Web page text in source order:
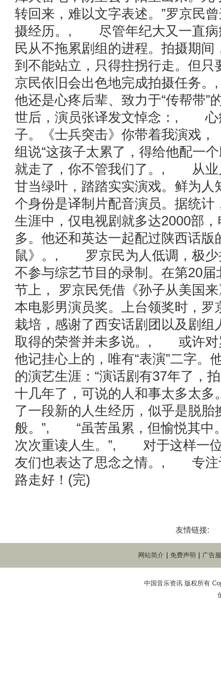
转回来，难以文字表述。”罗京民
摄经历。, 尽管年纪大又一直病
民从不拖累剧组的进程。拍摄期间
到不能站立，只得拄拐行走。但只
京民依旧会出色地完成拍摄任
他还是心疼后辈、致力于“传帮带”
世后，演员张译发文悼念：, 心
子。《士兵突击》你带着我演戏，
组说“这孩子太累了，得给他配一
就走了，你不管我们了。, 从业
甘当绿叶，踏踏实实演戏。鲜为人
个身份是译制片配音演员。据统计
生涯中，仅电视剧就多达2000部
多。他还和英达一起配过陕西话版
鼠》。, 罗京民为人低调，极少
不参与综艺节目的录制。在第20届
节上， 罗京民凭借《孙子从美国
本电影男演员奖。上台领奖时，罗
栽培，感谢了西安话剧团以及剧组
取得的荣誉并未多说。, 或许对
他记挂心上的，唯有“表演”二字。
的演艺生涯：“演话剧有37年了，
十几年了，可说的人和事太多太多
了一段新的人生经历，似乎是脱胎
般。”, “虽苦虽累，但愉悦其中
次次重读人生。”, 对于这样一
友们也表达了思念之情。, 专注
路走好！(完)
友情链接:
网站简介 免费声明 广告
中国音乐资讯 版权所有